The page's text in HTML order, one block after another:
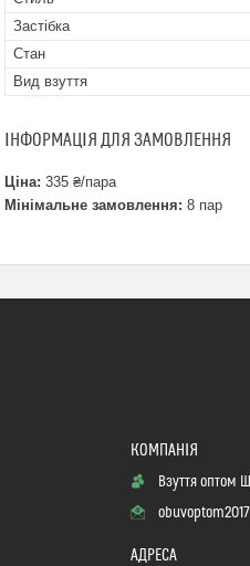
Застібка
Стан
Вид взуття
ІНФОРМАЦІЯ ДЛЯ ЗАМОВЛЕННЯ
Ціна: 335 ₴/пара
Мінімальне замовлення: 8 пар
Взуття оптом